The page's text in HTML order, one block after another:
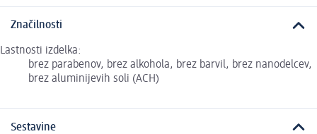
Značilnosti
Lastnosti izdelka:
brez parabenov, brez alkohola, brez barvil, brez nanodelcev,
brez aluminijevih soli (ACH)
Sestavine